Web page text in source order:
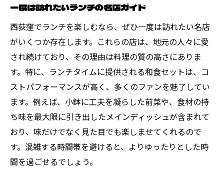
一度は訪れたいランチの名店ガイド
西荻窪でランチを楽しむなら、ぜひ一度は訪れたい名店
がいくつか存在します。これらの店は、地元の人々に愛
され続けており、その理由は料理の質の高さにありま
す。特に、ランチタイムに提供される和食セットは、コ
ストパフォーマンスが高く、多くのファンを魅了してい
ます。例えば、小鉢に工夫を凝らした前菜や、食材の持
ち味を最大限に引き出したメインディッシュが含まれて
おり、味だけでなく見た目でも楽しませてくれるので
す。混雑する時間帯を避けると、よりゆったりとした時
間を過ごせるでしょう。